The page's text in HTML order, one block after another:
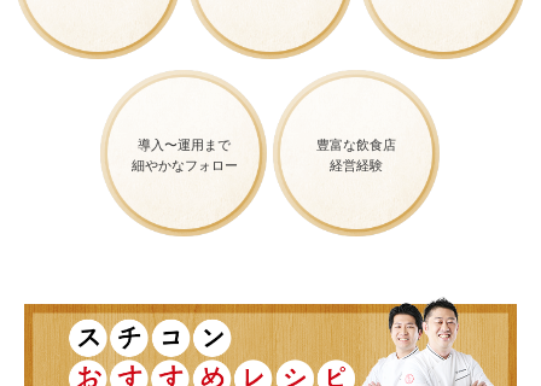
導入〜運用まで
細やかなフォロー
豊富な飲食店
経営経験